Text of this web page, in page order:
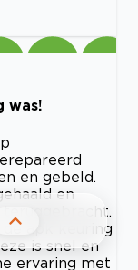
was!
en gebeld.
en
apk keuring
is snel en
ervaring met